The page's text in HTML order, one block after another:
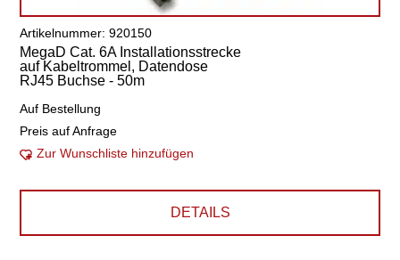
Artikelnummer: 920150
MegaD Cat. 6A Installationsstrecke
auf Kabeltrommel, Datendose
RJ45 Buchse - 50m
Auf Bestellung
Preis auf Anfrage
Zur Wunschliste hinzufügen
DETAILS